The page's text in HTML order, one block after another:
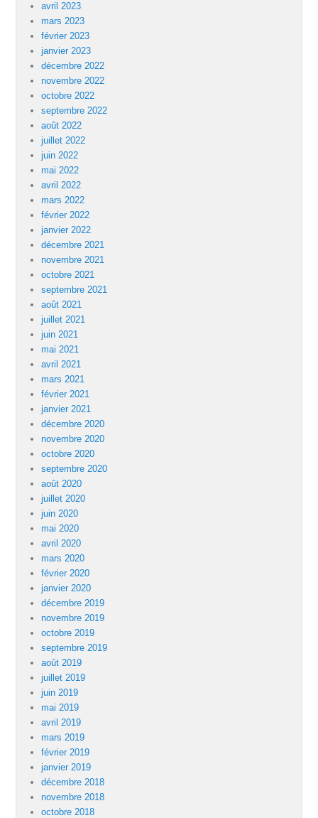
avril 2023
mars 2023
février 2023
janvier 2023
décembre 2022
novembre 2022
octobre 2022
septembre 2022
août 2022
juillet 2022
juin 2022
mai 2022
avril 2022
mars 2022
février 2022
janvier 2022
décembre 2021
novembre 2021
octobre 2021
septembre 2021
août 2021
juillet 2021
juin 2021
mai 2021
avril 2021
mars 2021
février 2021
janvier 2021
décembre 2020
novembre 2020
octobre 2020
septembre 2020
août 2020
juillet 2020
juin 2020
mai 2020
avril 2020
mars 2020
février 2020
janvier 2020
décembre 2019
novembre 2019
octobre 2019
septembre 2019
août 2019
juillet 2019
juin 2019
mai 2019
avril 2019
mars 2019
février 2019
janvier 2019
décembre 2018
novembre 2018
octobre 2018